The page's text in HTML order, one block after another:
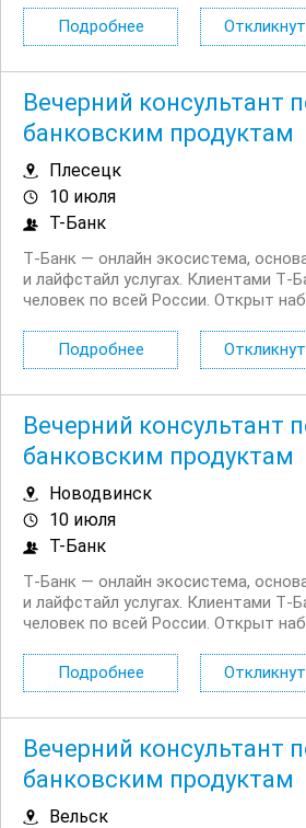
будете делать: Консультировать
депозитным продуктам на входящих
Подробнее
Вечерний консультант
банковским продуктам
Плесецк
10 июля
Т-Банк
Т‑Банк — онлайн экосистема,
и лайфстайл услугах. Клиентами
человек по всей России. Открыт
будете делать: Консультировать
депозитным продуктам на входящих
Подробнее
Вечерний консультант
банковским продуктам
Новодвинск
10 июля
Т-Банк
Т‑Банк — онлайн экосистема,
и лайфстайл услугах. Клиентами
человек по всей России. Открыт
будете делать: Консультировать
депозитным продуктам на входящих
Подробнее
Вечерний консультант
банковским продуктам
Вельск